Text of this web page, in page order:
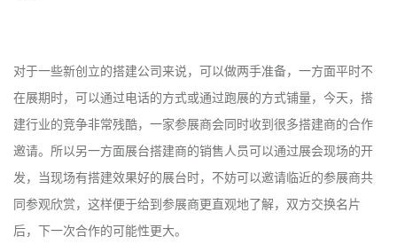
对于一些新创立的搭建公司来说，可以做两手准备，一方面平时不
在展期时，可以通过电话的方式或通过跑展的方式铺量，今天，搭
建行业的竞争非常残酷，一家参展商会同时收到很多搭建商的合作
邀请。所以另一方面展台搭建商的销售人员可以通过展会现场的开
发，当现场有搭建效果好的展台时，不妨可以邀请临近的参展商共
同参观欣赏，这样便于给到参展商更直观地了解，双方交换名片
后，下一次合作的可能性更大。